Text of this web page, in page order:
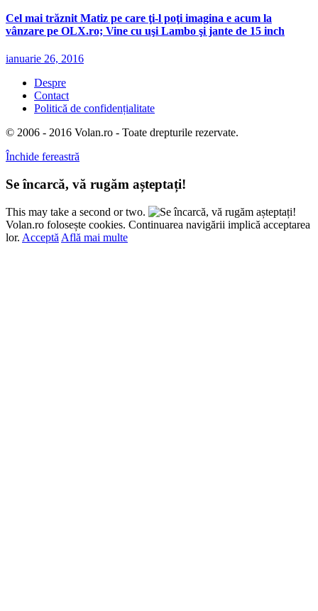
Cel mai trăznit Matiz pe care ţi-l poţi imagina e acum la
vânzare pe OLX.ro; Vine cu uşi Lambo şi jante de 15 inch
ianuarie 26, 2016
Despre
Contact
Politică de confidențialitate
© 2006 - 2016 Volan.ro - Toate drepturile rezervate.
Închide fereastră
Se încarcă, vă rugăm așteptați!
This may take a second or two.
Volan.ro folosește cookies. Continuarea navigării implică acceptarea
lor. Acceptă Află mai multe